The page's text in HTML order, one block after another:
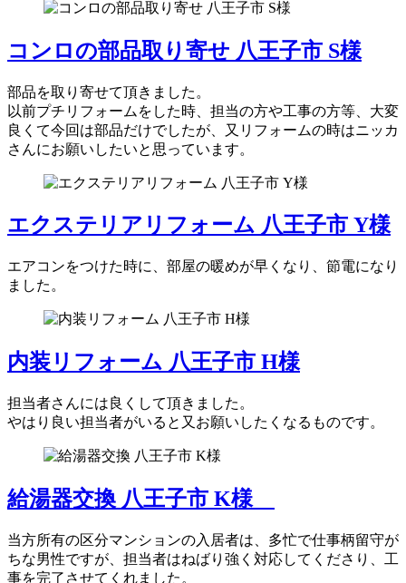
コンロの部品取り寄せ 八王子市 S様
部品を取り寄せて頂きました。
以前プチリフォームをした時、担当の方や工事の方等、大変
良くて今回は部品だけでしたが、又リフォームの時はニッカ
さんにお願いしたいと思っています。
エクステリアリフォーム 八王子市 Y様
エアコンをつけた時に、部屋の暖めが早くなり、節電になり
ました。
内装リフォーム 八王子市 H様
担当者さんには良くして頂きました。
やはり良い担当者がいると又お願いしたくなるものです。
給湯器交換 八王子市 K様
当方所有の区分マンションの入居者は、多忙で仕事柄留守が
ちな男性ですが、担当者はねばり強く対応してくださり、工
事を完了させてくれました。